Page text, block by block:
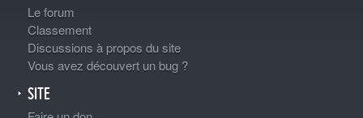
Le forum
Classement
Discussions à propos du site
Vous avez découvert un bug ?
SITE